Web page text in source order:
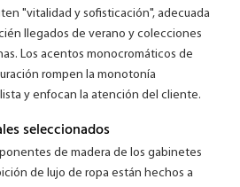
"vitalidad y sofisticación", adecuada
llegados de verano y colecciones
Los acentos monocromáticos de
rompen la monotonía
y enfocan la atención del cliente.
seleccionados
de madera de los gabinetes
de lujo de ropa están hechos a